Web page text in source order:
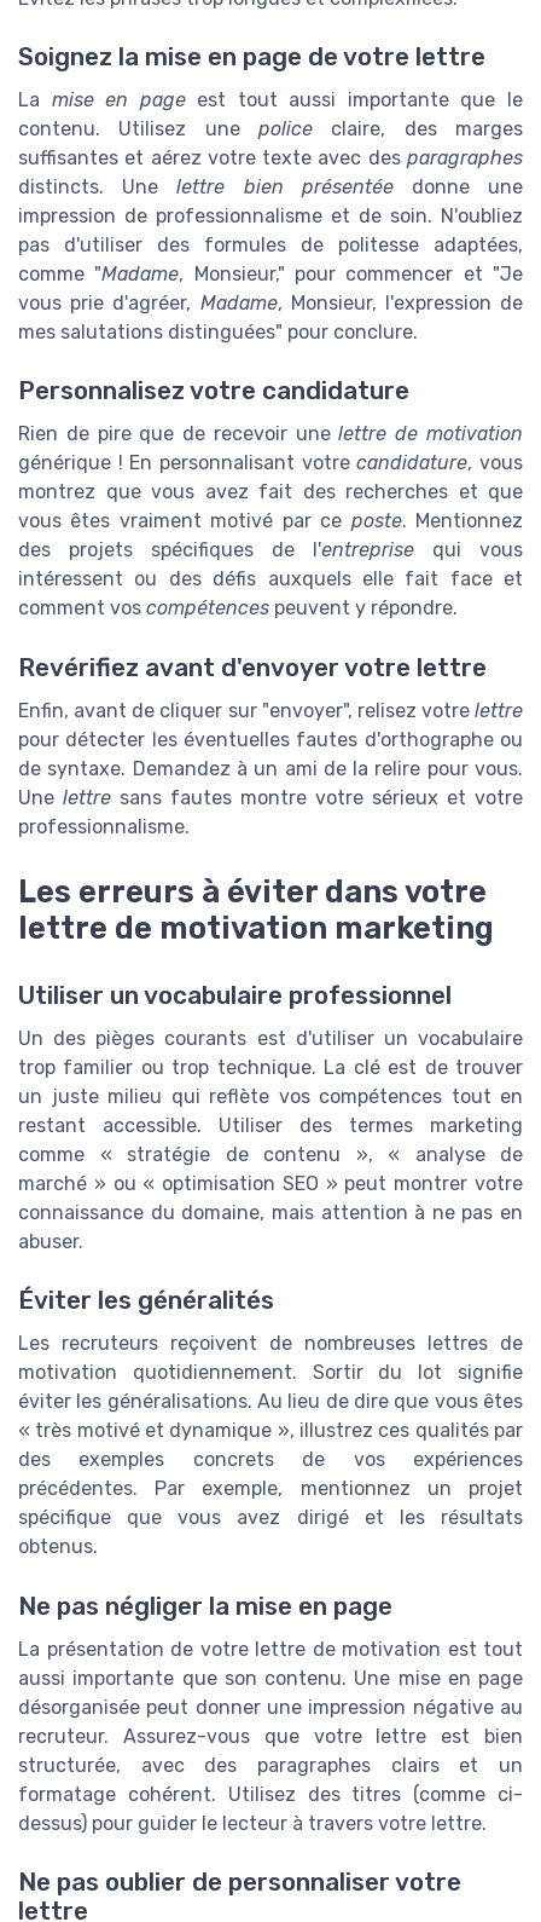
Soignez la mise en page de votre lettre
La mise en pageest tout aussi importante que le
contenu. Utilisez une police claire, des marges
suffisantes et aérez votre texte avec des paragraphes
distincts. Unelettre bien présentéedonne une
impression de professionnalisme et de soin. N'oubliez
pas d'utiliser des formules de politesse adaptées,
comme "Madame, Monsieur," pour commencer et "Je
vous prie d'agréer, Madame, Monsieur, l'expression de
mes salutations distinguées" pour conclure.
Personnalisez votre candidature
Rien de pire que de recevoir unelettre de motivation
générique ! En personnalisant votrecandidature, vous
montrez que vous avez fait des recherches et que
vous êtes vraiment motivé par ce poste. Mentionnez
des projets spécifiques de l'entreprise qui vous
intéressent ou des défis auxquels elle fait face et
comment vos compétences peuvent y répondre.
Revérifiez avant d'envoyer votre lettre
Enfin, avant de cliquer sur "envoyer", relisez votre lettre
pour détecter les éventuelles fautes d'orthographe ou
de syntaxe. Demandez à un ami de la relire pour vous.
Une lettre sans fautes montre votre sérieux et votre
professionnalisme.
Les erreurs à éviter dans votre
lettre de motivation marketing
Utiliser un vocabulaire professionnel
Un des pièges courants est d'utiliser un vocabulaire
trop familier ou trop technique. La clé est de trouver
un juste milieu qui reflète vos compétences tout en
restant accessible. Utiliser des termes marketing
comme « stratégie de contenu », « analyse de
marché » ou « optimisation SEO » peut montrer votre
connaissance du domaine, mais attention à ne pas en
abuser.
Éviter les généralités
Les recruteurs reçoivent de nombreuses lettres de
motivation quotidiennement. Sortir du lot signifie
éviter les généralisations. Au lieu de dire que vous êtes
« très motivé et dynamique », illustrez ces qualités par
des exemples concrets de vos expériences
précédentes. Par exemple, mentionnez un projet
spécifique que vous avez dirigé et les résultats
obtenus.
Ne pas négliger la mise en page
La présentation de votre lettre de motivation est tout
aussi importante que son contenu. Une mise en page
désorganisée peut donner une impression négative au
recruteur. Assurez-vous que votre lettre est bien
structurée, avec des paragraphes clairs et un
formatage cohérent. Utilisez des titres (comme ci-
dessus) pour guider le lecteur à travers votre lettre.
Ne pas oublier de personnaliser votre
lettre